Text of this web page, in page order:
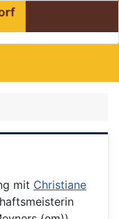
mit Christiane